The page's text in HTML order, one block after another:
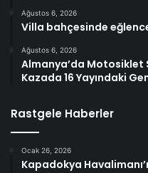
Ağustos 6, 2026
Villa bahçesinde
Ağustos 6, 2026
Almanya’da Motosiklet
Kazada 16 Yayındaki
Rastgele Haberler
Ocak 26, 2026
Kapadokya